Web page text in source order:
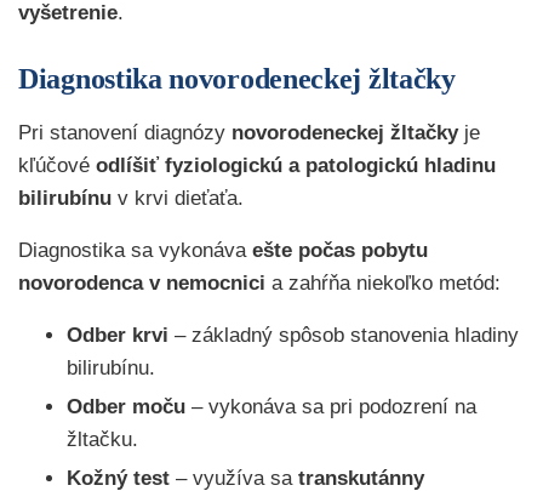
vyšetrenie.
Diagnostika novorodeneckej žltačky
Pri stanovení diagnózy novorodeneckej žltačkyje
kľúčové odlíšiť fyziologickú a patologickú hladinu
bilirubínu v krvi dieťaťa.
Diagnostika sa vykonáva ešte počas pobytu
novorodenca v nemocnici a zahŕňa niekoľko metód:
Odber krvi – základný spôsob stanovenia hladiny
bilirubínu.
Odber moču – vykonáva sa pri podozrení na
žltačku.
Kožný test – využíva sa transkutánny